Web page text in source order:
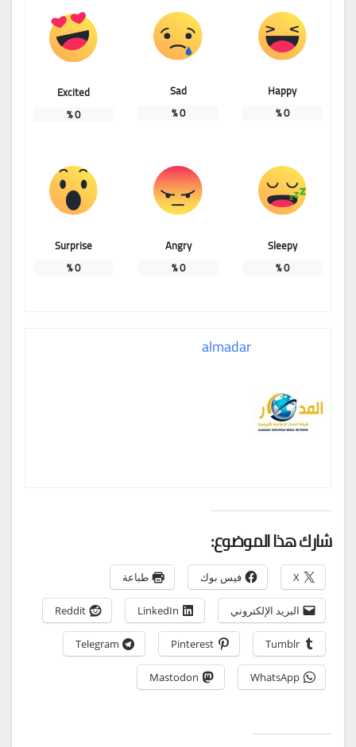
Happy
0
%
Sad
0
%
Excited
0
%
Sleepy
0
%
Angry
0
%
Surprise
0
%
almadar
شارك هذا الموضوع:
X فيس بوك طباعة
البريد الإلكتروني LinkedIn
Reddit
Tumblr
Pinterest
Telegram
WhatsApp
Mastodon